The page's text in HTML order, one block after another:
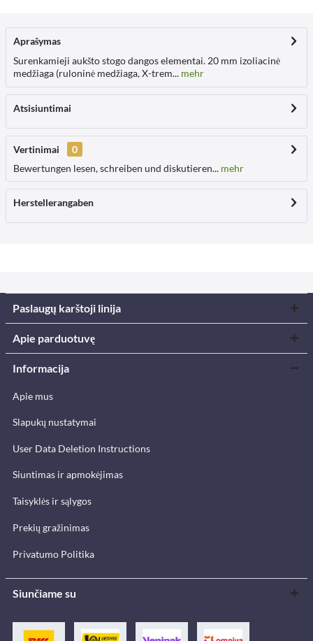
Aprašymas
Surenkamieji aukšto stogo dangos elementai. 20 mm izoliacinė
medžiaga (ruloninė medžiaga, X-trem... mehr
Atsisiuntimai
Vertinimai
0
Bewertungen lesen, schreiben und diskutieren... mehr
Herstellerangaben
Paslaugų karštoji linija
Apie parduotuvę
Informacija
Apie mus
Slapukų nustatymai
User Data Deletion Instructions
Siuntimas ir apmokėjimas
Taisyklės ir sąlygos
Prekių gražinimas
Privatumo Politika
Siunčiame su